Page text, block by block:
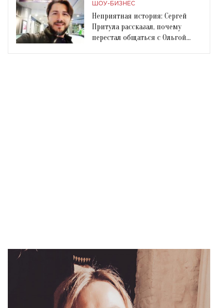
ШОУ-БИЗНЕС
Неприятная история: Сергей
Притула рассказал, почему
перестал общаться с Ольгой